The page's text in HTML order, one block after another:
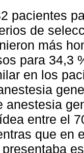
pacientes
de
más
para 34,3
en los
anestesia
entre el
que en